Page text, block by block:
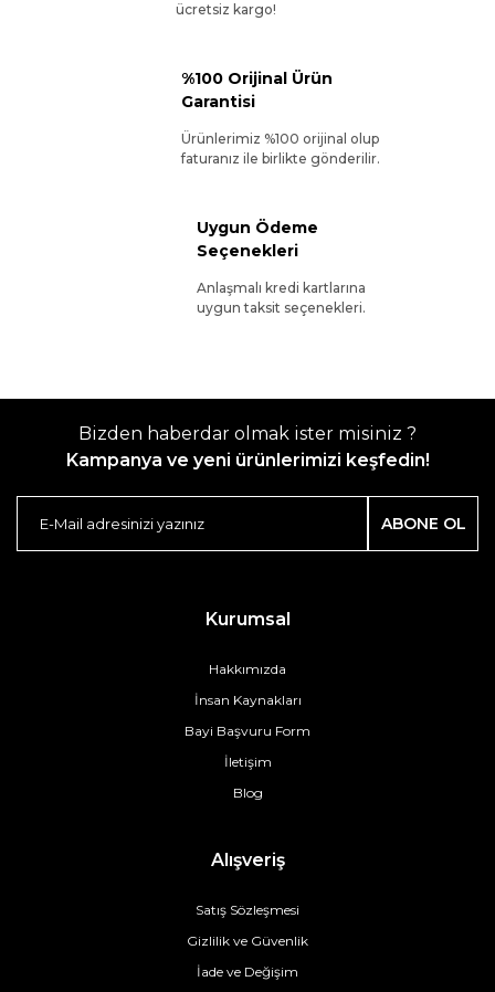
ücretsiz kargo!
%100 Orijinal Ürün
Garantisi
Ürünlerimiz %100 orijinal olup
faturanız ile birlikte gönderilir.
Uygun Ödeme
Seçenekleri
Anlaşmalı kredi kartlarına
uygun taksit seçenekleri.
Bizden haberdar olmak ister misiniz ?
Kampanya ve yeni ürünlerimizi keşfedin!
ABONE OL
Kurumsal
Hakkımızda
İnsan Kaynakları
Bayi Başvuru Form
İletişim
Blog
Alışveriş
Satış Sözleşmesi
Gizlilik ve Güvenlik
İade ve Değişim